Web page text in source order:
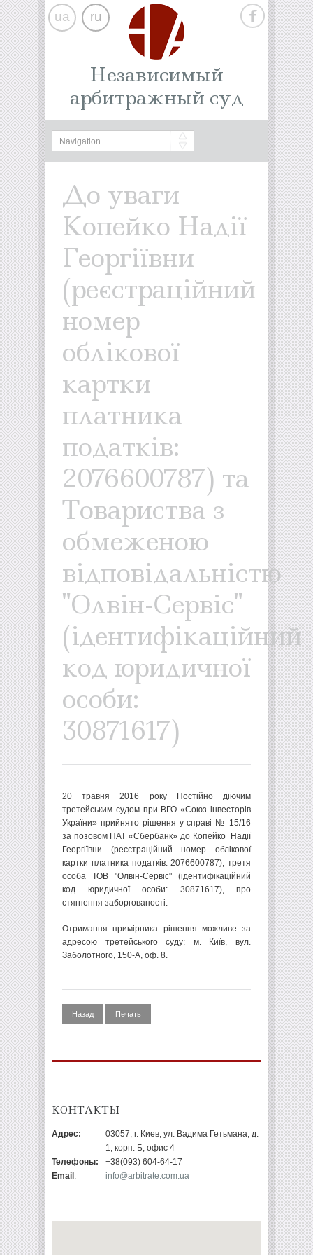
ua ru
Независимый
арбитражный суд
До уваги
Копейко Надії
Георгіївни
(реєстраційний
номер
облікової
картки
платника
податків:
2076600787) та
Товариства з
обмеженою
відповідальністю
"Олвін-Сервіс"
(ідентифікаційний
код юридичної
особи:
30871617)
20 травня 2016 року Постійно діючим
третейським судом при ВГО «Союз інвесторів
України» прийнято рішення у справі № 15/16
за позовом ПАТ «Сбербанк» до Копейко Надії
Георгіївни (реєстраційний номер облікової
картки платника податків: 2076600787), третя
особа ТОВ "Олвін-Сервіс" (ідентифікаційний
код юридичної особи: 30871617),про
стягнення заборгованості.
Отримання примірника рішення можливе за
адресою третейського суду: м. Київ, вул.
Заболотного, 150-А, оф. 8.
Назад Печать
КОНТАКТЫ
Адрес:
03057, г. Киев, ул. Вадима Гетьмана, д.
1, корп. Б, офис 4
Телефоны:
+38(093) 604-64-17
Email: info@arbitrate.com.ua